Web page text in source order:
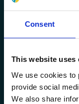
Consent
This website uses
We use cookies to
provide social
We also share